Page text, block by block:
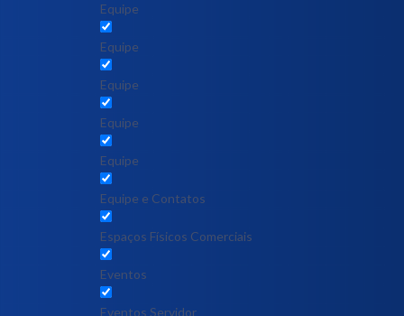
Equipe
Equipe
Equipe
Equipe
Equipe
Equipe e Contatos
Espaços Físicos Comerciais
Eventos
Eventos Servidor